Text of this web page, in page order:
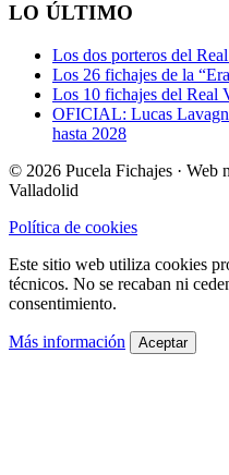
LO ÚLTIMO
Los dos porteros del
Los 26 fichajes de la
Los 10 fichajes del Real
OFICIAL: Lucas
hasta 2028
© 2026 Pucela Fichajes · Web
Valladolid
Política de cookies
Este sitio web utiliza cookies
técnicos. No se recaban ni
consentimiento.
Más información Aceptar